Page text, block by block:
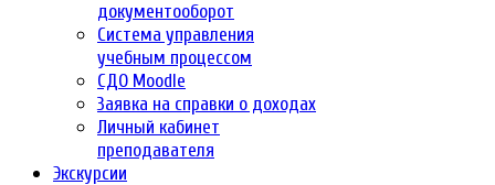
документооборот
Система управления
учебным процессом
СДО Moodle
Заявка на справки о доходах
Личный кабинет
преподавателя
Экскурсии